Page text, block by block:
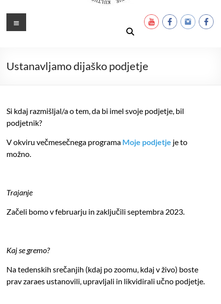
Ustanova Petra Pavla Glavarja
Meni
Ustanavljamo dijaško podjetje
Si kdaj razmišljal/a o tem, da bi imel svoje podjetje, bil
podjetnik?
V okviru večmesečnega programa Moje podjetje je to
možno.
Trajanje
Začeli bomo v februarju in zaključili septembra 2023.
Kaj se gremo?
Na tedenskih srečanjih (kdaj po zoomu, kdaj v živo) boste
prav zaraes ustanovili, upravljali in likvidirali učno podjetje.